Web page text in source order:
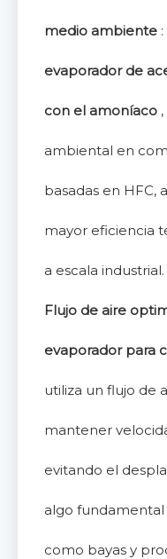
medio ambiente
evaporador de
con el amoníaco
ambiental en
basadas en HFC,
mayor eficiencia
a escala industrial.
Flujo de aire
evaporador para
utiliza un flujo de
mantener
evitando el
algo fundamental
como bayas y